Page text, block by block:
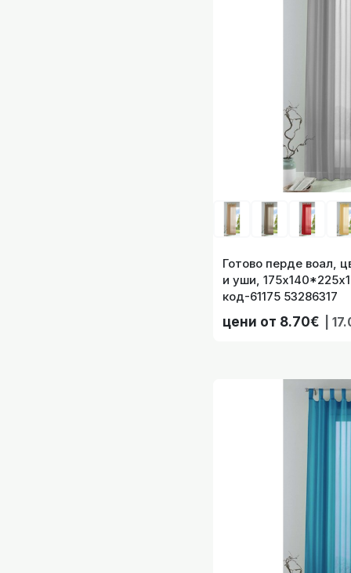
Готово перде воал,
и уши,
код-61175 53286317
цени от 8.70€ |
Готово перде
Готово перде
Готово перде
Готово